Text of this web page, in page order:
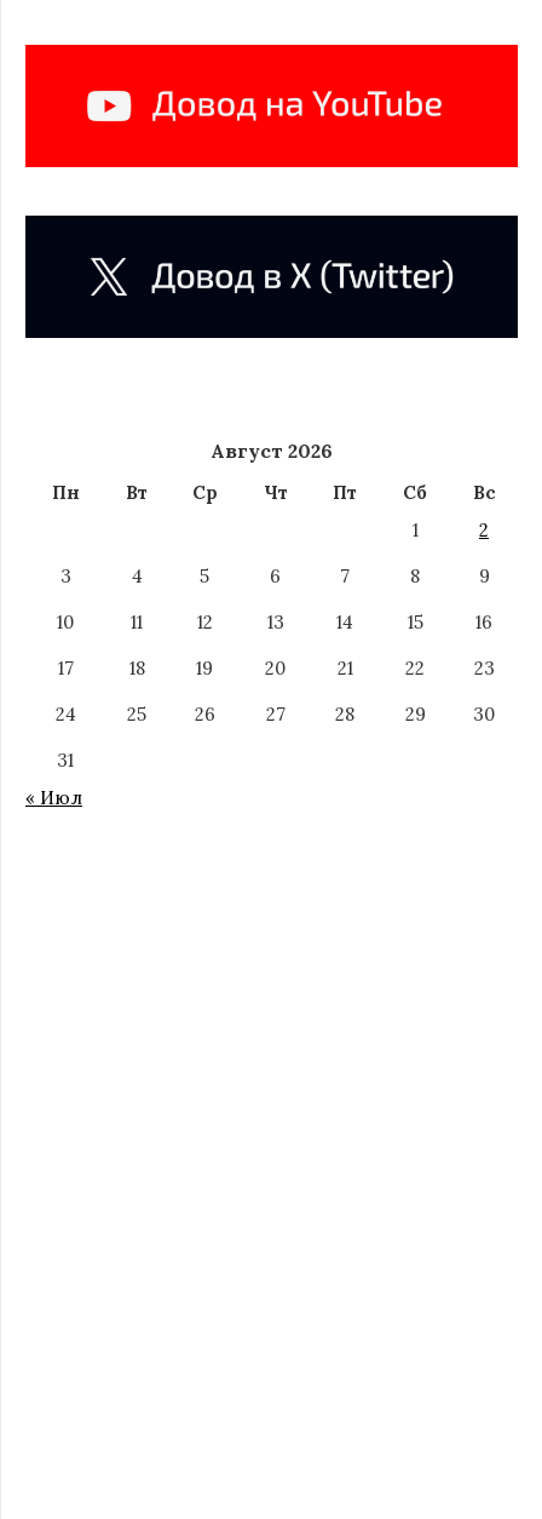
Август 2026
Пн Вт Ср Чт Пт Сб
Вс
1
2
3
4 5 6 7 8
9
10
11 12 13 14 15
16
17
18 19 20 21 22
23
24
25 26 27 28 29
30
31
« Июл